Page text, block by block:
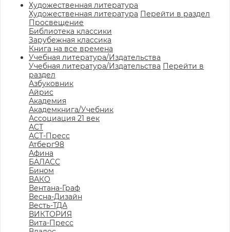
Художественная литература
Художественная литература Перейти в раздел
Просвещение
Библиотека классики
Зарубежная классика
Книга на все времена
Учебная литература/Издательства
Учебная литература/Издательства Перейти в
раздел
Азбуковник
Айрис
Академия
Академкнига/Учебник
Ассоциация 21 век
АСТ
АСТ-Пресс
Атберг98
Афина
БАЛАСС
Бином
ВАКО
Вентана-Граф
Весна-Дизайн
Весть-ТДА
ВИКТОРИЯ
Вита-Пресс